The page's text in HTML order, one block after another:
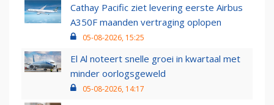
Cathay Pacific ziet levering eerste Airbus
A350F maanden vertraging oplopen
05-08-2026, 15:25
El Al noteert snelle groei in kwartaal met
minder oorlogsgeweld
05-08-2026, 14:17